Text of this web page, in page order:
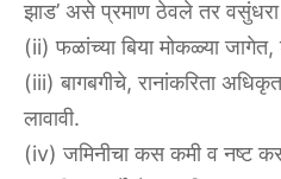
झाड’ असे प्रमाण ठेवले तर वसुंधरा
(ii) फळांच्या बिया मोकळ्या जागेत,
(iii) बागबगीचे, रानांकरिता
लावावी.
(iv) जमिनीचा कस कमी व नष्ट